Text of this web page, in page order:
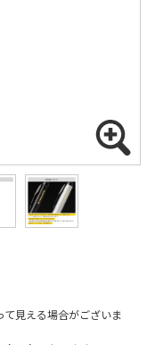
見える場合がございま